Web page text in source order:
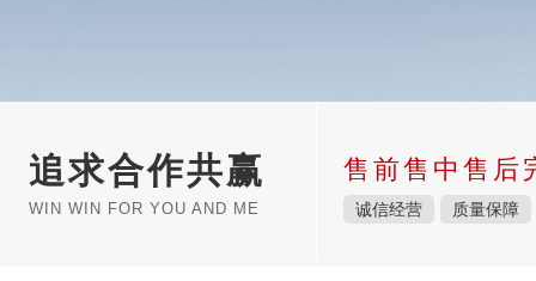
追求合作共赢
WIN WIN FOR YOU AND ME
售前售中售后
诚信经营 质量保障